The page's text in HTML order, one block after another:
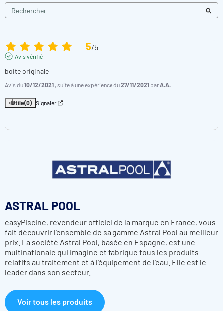
5/5
Avis vérifié
boite originale
Avis du10/12/2021 , suite à une expérience du27/11/2021 parA.A.
Utile(0) Signaler
ASTRAL POOL
easyPiscine, revendeur officiel de la marque en France, vous
fait découvrir l'ensemble de sa gamme Astral Pool au meilleur
prix. La société Astral Pool, basée en Espagne, est une
multinationale qui imagine et fabrique tous les produits
relatifs au traitement et à l'équipement de l'eau. Elle est le
leader dans son secteur.
Voir tous les produits